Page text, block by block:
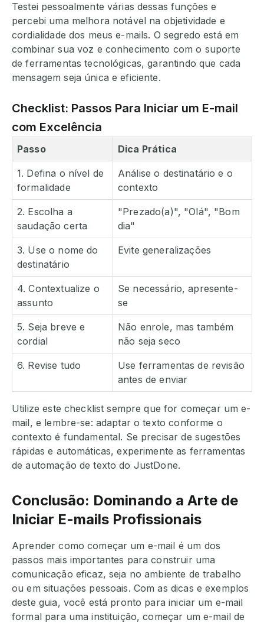
Testei pessoalmente várias dessas funções e
percebi uma melhora notável na objetividade e
cordialidade dos meus e-mails. O segredo está em
combinar sua voz e conhecimento com o suporte
de ferramentas tecnológicas, garantindo que cada
mensagem seja única e eficiente.
Checklist: Passos Para Iniciar um E-mail
com Excelência
Passo Dica Prática
1. Defina o nível de
formalidade
Análise o destinatário e o
contexto
2. Escolha a
saudação certa
"Prezado(a)", "Olá", "Bom
dia"
3. Use o nome do
destinatário
Evite generalizações
4. Contextualize o
assunto
Se necessário, apresente-
se
5. Seja breve e
cordial
Não enrole, mas também
não seja seco
6. Revise tudo
Use ferramentas de revisão
antes de enviar
Utilize este checklist sempre que for começar um e-
mail, e lembre-se: adaptar o texto conforme o
contexto é fundamental. Se precisar de sugestões
rápidas e automáticas, experimente as ferramentas
de automação de texto do JustDone.
Conclusão: Dominando a Arte de
Iniciar E-mails Profissionais
Aprender como começar um e-mail é um dos
passos mais importantes para construir uma
comunicação eficaz, seja no ambiente de trabalho
ou em situações pessoais. Com as dicas e exemplos
deste guia, você está pronto para iniciar um e-mail
formal para uma instituição, começar um e-mail de